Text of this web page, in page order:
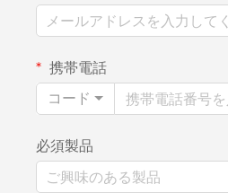
携帯電話
コード
必須製品